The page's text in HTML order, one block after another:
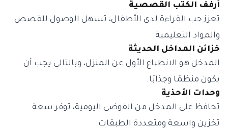
أرفف الكتب القصصية
تعزز حب القراءة لدى الأطفال، تسهل الوصول للقصص
والمواد التعليمية.
خزائن المداخل الحديثة
المدخل هو الانطباع الأول عن المنزل، وبالتالي يجب أن
يكون منظمًا وجذابًا.
وحدات الأحذية
تحافظ على المدخل من الفوضى اليومية، توفر سعة
تخزين واسعة ومتعددة الطبقات.